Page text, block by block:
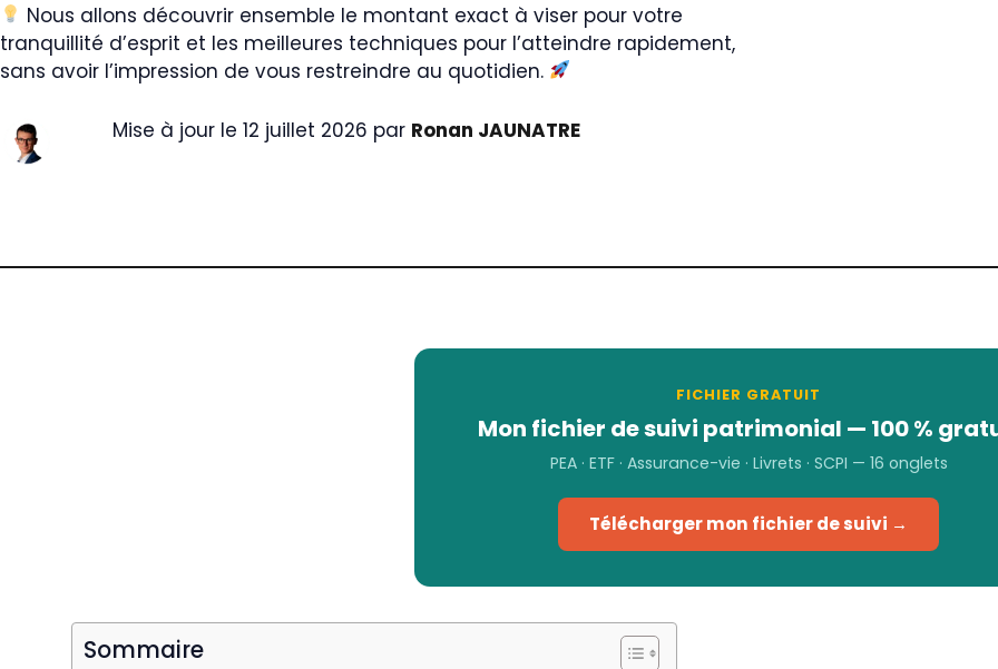
Nous allons découvrir ensemble le montant exact à viser pour votre
tranquillité d’esprit et les meilleures techniques pour l’atteindre rapidement,
sans avoir l’impression de vous restreindre au quotidien.
Mise à jour le 12 juillet 2026 par Ronan JAUNATRE
FICHIER GRATUIT
Mon fichier de suivi patrimonial — 100 %
PEA · ETF · Assurance-vie · Livrets · SCPI — 16 onglets
Télécharger mon fichier de suivi →
Sommaire